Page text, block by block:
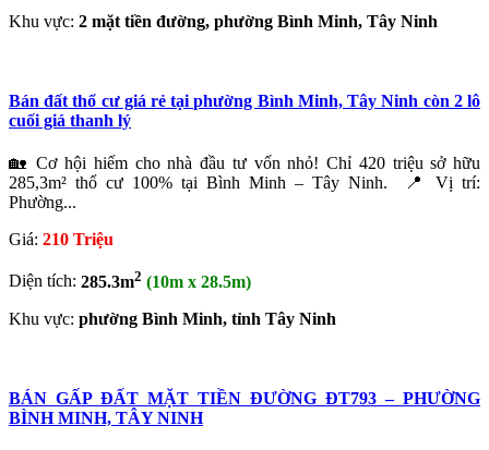
Khu vực: 2 mặt tiền đường, phường Bình Minh, Tây Ninh
Bán đất thổ cư giá rẻ tại phường Bình Minh, Tây Ninh còn 2 lô
cuối giá thanh lý
🏡 Cơ hội hiếm cho nhà đầu tư vốn nhỏ! Chỉ 420 triệu sở hữu
285,3m² thổ cư 100% tại Bình Minh – Tây Ninh. 📍 Vị trí:
Phường...
Giá: 210 Triệu
Diện tích: 285.3m2 (10m x 28.5m)
Khu vực: phường Bình Minh, tỉnh Tây Ninh
BÁN GẤP ĐẤT MẶT TIỀN ĐƯỜNG ĐT793 – PHƯỜNG
BÌNH MINH, TÂY NINH